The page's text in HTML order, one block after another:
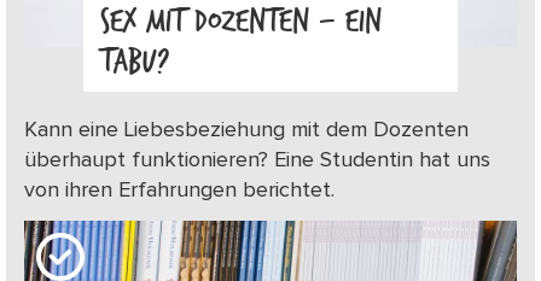
SEX MIT DOZENTEN – EIN
TABU?
Kann eine Liebesbeziehung mit dem Dozenten
überhaupt funktionieren? Eine Studentin hat uns
von ihren Erfahrungen berichtet.